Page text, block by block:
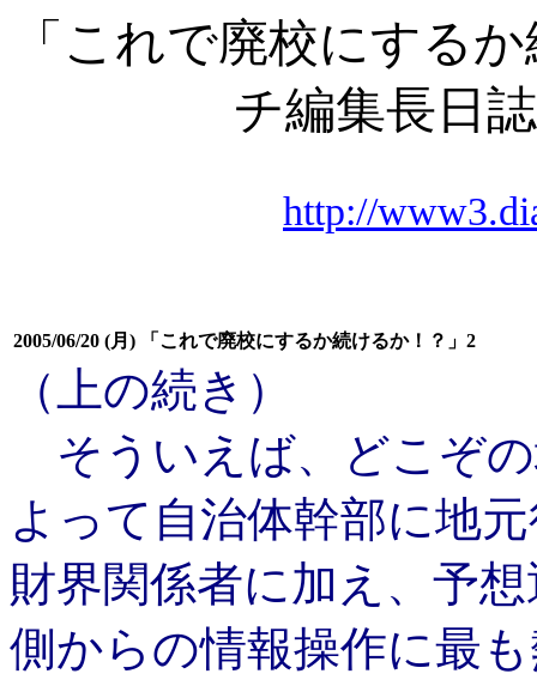
「これで廃校にする
チ編集長日
http://
2005/06/20 (月) 「これで廃校にするか続けるか！？」2
（上の続き）
そういえば、どこぞの
よって自治体幹部に地
財界関係者に加え、予
側からの情報操作に最